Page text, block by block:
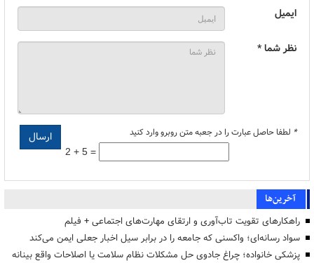
ایمیل
نظر شما *
* لطفا حاصل عبارت را در جعبه متن روبرو وارد کنید
2 + 5 =
آخرین‌ها
راهکارهای تقویت تاب‌آوری و ارتقای مهارت‌های اجتماعی + فیلم
سواد رسانه‌ای؛ واکسنی که جامعه را در برابر سیل اخبار جعلی ایمن می‌کند
پزشکی خانواده؛ چراغ جادوی حل مشکلات نظام سلامت یا اصلاحات واقع بینانه